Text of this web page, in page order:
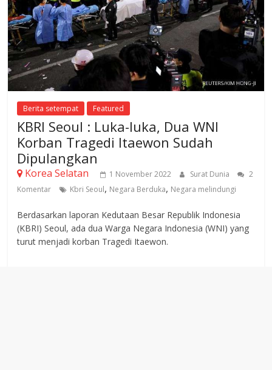
Berita setempat Featured
KBRI Seoul : Luka-luka, Dua WNI
Korban Tragedi Itaewon Sudah
Dipulangkan
Korea Selatan 1 November 2022 Surat Dunia
2
Komentar
Kbri Seoul, Negara Berduka, Negara melindungi
Berdasarkan laporan Kedutaan Besar Republik Indonesia
(KBRI) Seoul, ada dua Warga Negara Indonesia (WNI) yang
turut menjadi korban Tragedi Itaewon.